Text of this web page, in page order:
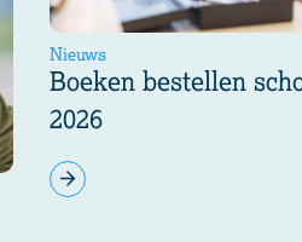
Nieuws
Boeken bestellen
2026